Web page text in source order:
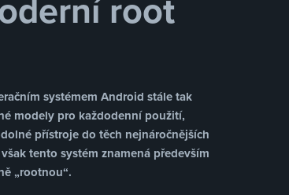
root
systémem Android stále tak
modely pro každodenní použití,
přístroje do těch nejnáročnějších
tento systém znamená především
„rootnou“.